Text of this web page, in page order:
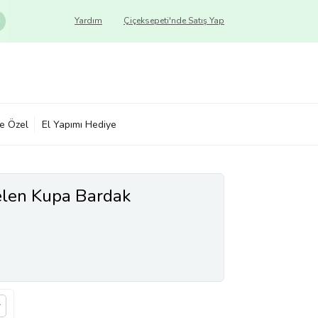
Çiçeksepeti'nde Satış Yap
Yardım
Özel El Yapımı Hediye
Kupa Bardak